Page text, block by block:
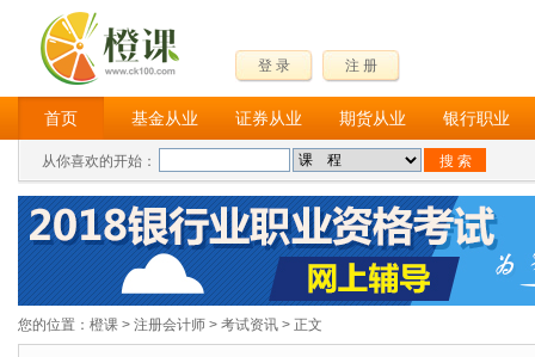
登 录 注 册
首页 基金从业 证券从业 期货从业 银行职业
从你喜欢的开始：
您的位置： 橙课 > 注册会计师 > 考试资讯 > 正文